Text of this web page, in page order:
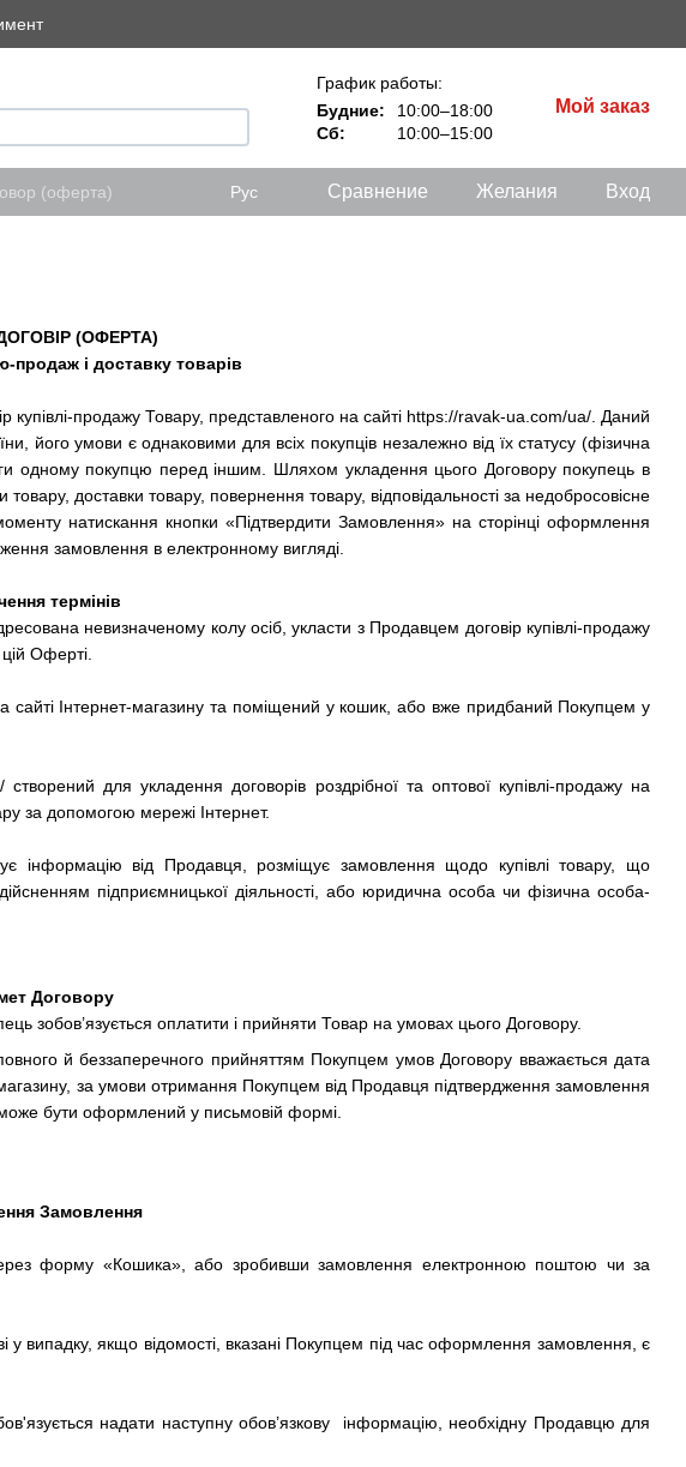
График работы:
Будние:
10:00–18:00
Сб:
10:00–15:00
Мой заказ
(оферта) Рус Сравнение Желания Вход
(ОФЕРТА)
продаж і доставку товарів
продажу Товару, представленого на сайті https://ravak-ua.com/ua/. Даний
його умови є однаковими для всіх покупців незалежно від їх статусу (фізична
одному покупцю перед іншим. Шляхом укладення цього Договору покупець в
доставки товару, повернення товару, відповідальності за недобросовісне
натискання кнопки «Підтвердити Замовлення» на сторінці оформлення
замовлення в електронному вигляді.
термінів
невизначеному колу осіб, укласти з Продавцем договір купівлі-продажу
Оферті.
Інтернет-магазину та поміщений у кошик, або вже придбаний Покупцем у
для укладення договорів роздрібної та оптової купівлі-продажу на
за допомогою мережі Інтернет.
інформацію від Продавця, розміщує замовлення щодо купівлі товару, що
підприємницької діяльності, або юридична особа чи фізична особа-
Договору
зобов’язується оплатити і прийняти Товар на умовах цього Договору.
й беззаперечного прийняттям Покупцем умов Договору вважається дата
за умови отримання Покупцем від Продавця підтвердження замовлення
може бути оформлений у письмовій формі.
Замовлення
форму «Кошика», або зробивши замовлення електронною поштою чи за
випадку, якщо відомості, вказані Покупцем під час оформлення замовлення, є
надати наступну обов’язкову інформацію, необхідну Продавцю для